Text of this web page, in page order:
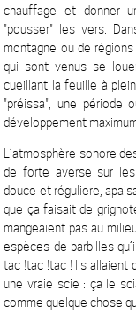
chauffage et donner
"pousser" les vers.
montagne ou de
qui sont venus se
cueillant la feuille à
"préissa", une
développement
L’atmosphère sonore
de forte averse sur
douce et réguliere,
que ça faisait de
mangeaient pas au
espèces de barbilles
tac !tac !tac ! Ils allaient
une vraie scie : ça le
comme quelque chose